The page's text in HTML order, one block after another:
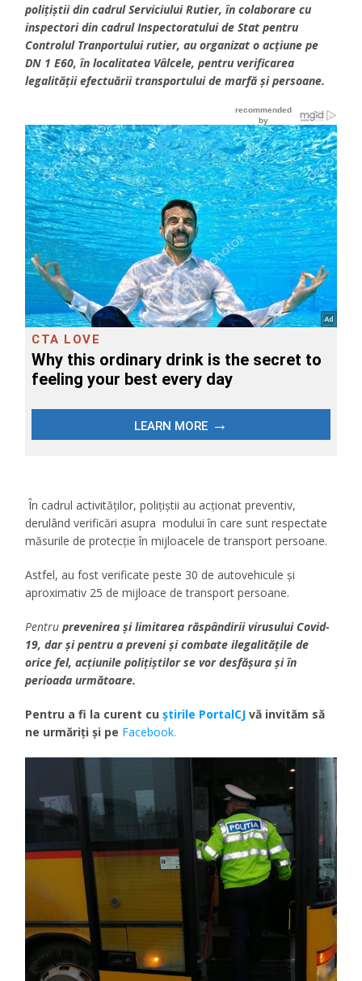
polițiștii din cadrul Serviciului Rutier, în colaborare cu
inspectori din cadrul Inspectoratului de Stat pentru
Controlul Tranportului rutier, au organizat o acțiune pe
DN 1 E60, în localitatea Vâlcele, pentru verificarea
legalității efectuării transportului de marfă și persoane.
În cadrul activităților, polițiștii au acționat preventiv,
derulând verificări asupra modului în care sunt respectate
măsurile de protecție în mijloacele de transport persoane.
Astfel, au fost verificate peste 30 de autovehicule și
aproximativ 25 de mijloace de transport persoane.
Pentru prevenirea și limitarea răspândirii virusului Covid-
19, dar și pentru a preveni și combate ilegalitățile de
orice fel, acțiunile polițiștilor se vor desfășura și în
perioada următoare.
Pentru a fi la curent cuștirile PortalCJ vă invităm să
ne urmăriţi şi pe Facebook.